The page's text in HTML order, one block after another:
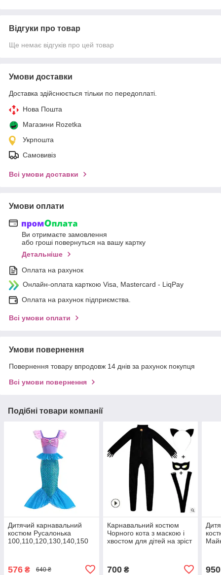
Відгуки про товар
Ще немає відгуків про цей товар
Умови доставки
Доставка здійснюється тільки по передоплаті.
Нова Пошта
Магазини Rozetka
Укрпошта
Самовивіз
Всі умови доставки
Умови оплати
Ви отримаєте замовлення
або гроші повернуться на вашу картку
Детальніше
Оплата на рахунок
Онлайн-оплата карткою Visa, Mastercard - LiqPay
Оплата на рахунок підприємства.
Всі умови оплати
Умови повернення
Повернення товару впродовж 14 днів за рахунок покупця
Всі умови повернення
Подібні товари компанії
Дитячий карнавальний
костюм Русалонька
100,110,120,130,140,150
576 ₴ 640 ₴
Карнавальний костюм
Чорного кота з маскою і
хвостом для дітей на зріст
700₴ 950